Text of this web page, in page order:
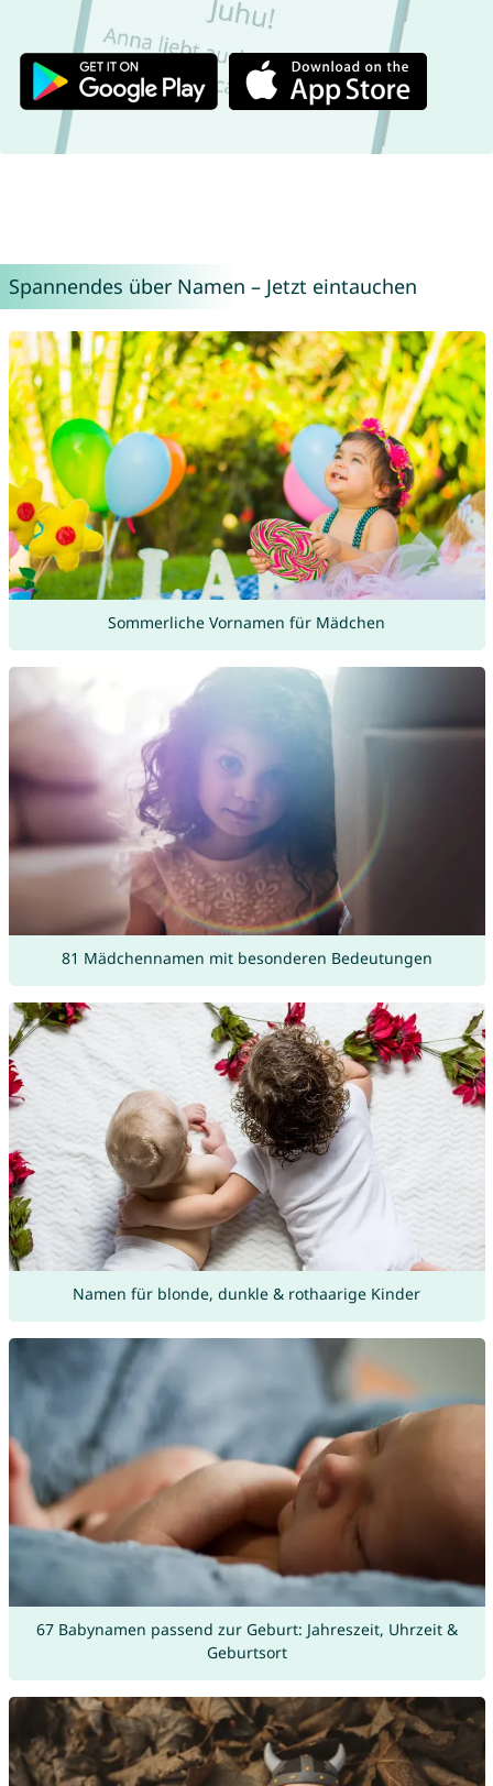
Spannendes über Namen – Jetzt eintauchen
Sommerliche Vornamen für Mädchen
81 Mädchennamen mit besonderen Bedeutungen
Namen für blonde, dunkle & rothaarige Kinder
67 Babynamen passend zur Geburt: Jahreszeit, Uhrzeit &
Geburtsort